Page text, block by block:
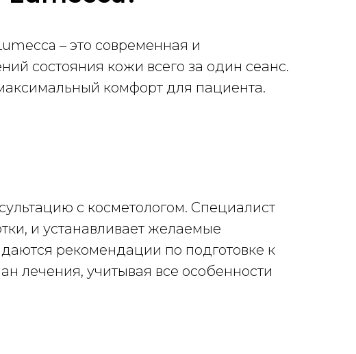
– это современная и
состояния кожи всего за один сеанс.
комфорт для пациента.
с косметологом. Специалист
и устанавливает желаемые
рекомендации по подготовке к
лечения, учитывая все особенности